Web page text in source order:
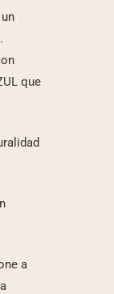
que
a